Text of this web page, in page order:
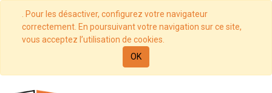
. Pour les désactiver, configurez votre navigateur
correctement. En poursuivant votre navigation sur ce site,
vous acceptez l’utilisation de cookies.
OK